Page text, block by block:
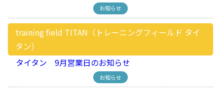
お知らせ
training field TITAN（トレーニングフィールド タイ
タン）
タイタン 9月営業日のお知らせ
お知らせ